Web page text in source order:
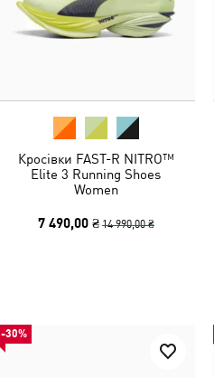
Кросівки FAST-R NITRO™
Elite 3 Running Shoes
Women
7 490,00 ₴ 14 990,00 ₴
-30%